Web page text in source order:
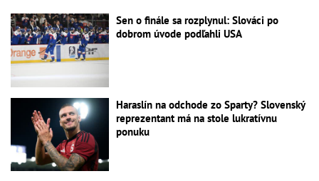
Sen o finále sa rozplynul: Slováci po
dobrom úvode podľahli USA
Haraslín na odchode zo Sparty? Slovenský
reprezentant má na stole lukratívnu
ponuku